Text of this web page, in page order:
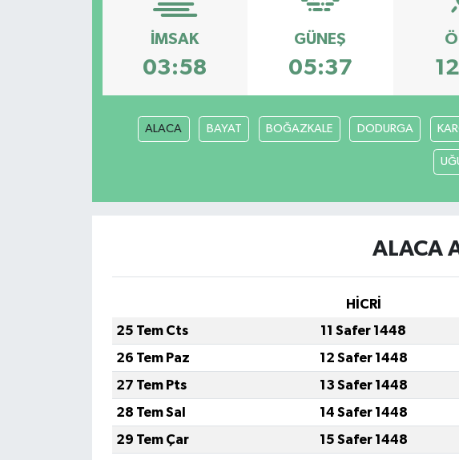
İMSAK
03:58
GÜNEŞ
05:37
ALACA BAYAT BOĞAZKALE DODURGA
ALACA
HİCRİ
25 Tem Cts
11 Safer 1448
26 Tem Paz
12 Safer 1448
27 Tem Pts
13 Safer 1448
28 Tem Sal
14 Safer 1448
29 Tem Çar
15 Safer 1448